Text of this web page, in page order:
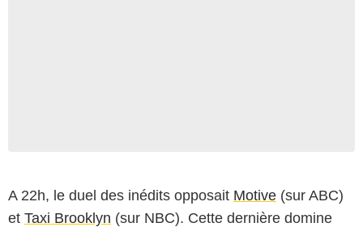
A 22h, le duel des inédits opposait Motive (sur ABC)
et Taxi Brooklyn (sur NBC). Cette dernière domine